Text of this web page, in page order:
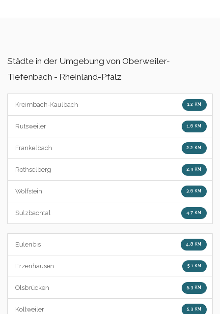
Städte in der Umgebung von Oberweiler-
Tiefenbach - Rheinland-Pfalz
Kreimbach-Kaulbach 1.2 KM
Rutsweiler 1.6 KM
Frankelbach 2.2 KM
Rothselberg 2.3 KM
Wolfstein 3.6 KM
Sulzbachtal 4.7 KM
Eulenbis 4.8 KM
Erzenhausen 5.1 KM
Olsbrücken 5.3 KM
Kollweiler 5.3 KM